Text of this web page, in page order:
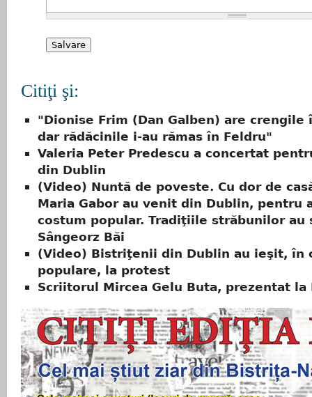
Citiţi şi:
"Dionise Frim (Dan Galben) are crengile
dar rădăcinile i-au rămas în Feldru"
Valeria Peter Predescu a concertat
din Dublin
(Video) Nuntă de poveste. Cu dor de
Maria Gabor au venit din Dublin, pentru
costum popular. Tradiţiile străbunilor au
Sângeorz Băi
(Video) Bistriţenii din Dublin au ieşit, în
populare, la protest
Scriitorul Mircea Gelu Buta, prezentat la